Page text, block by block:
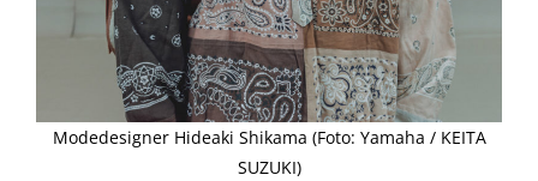
Modedesigner Hideaki Shikama (Foto: Yamaha / KEITA
SUZUKI)